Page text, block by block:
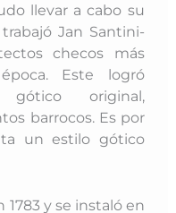
llevar a cabo su
Jan Santini-
checos más
Este logró
original,
barrocos. Es por
un estilo gótico
y se instaló en